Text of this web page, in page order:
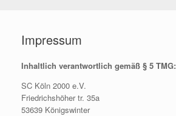
Impressum
Inhaltlich verantwortlich gemäß § 5 TMG:
SC Köln 2000 e.V.
Friedrichshöher tr. 35a
53639 Königswinter